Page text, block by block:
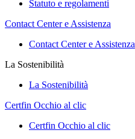
Statuto e regolamenti
Contact Center e Assistenza
Contact Center e Assistenza
La Sostenibilità
La Sostenibilità
Certfin Occhio al clic
Certfin Occhio al clic